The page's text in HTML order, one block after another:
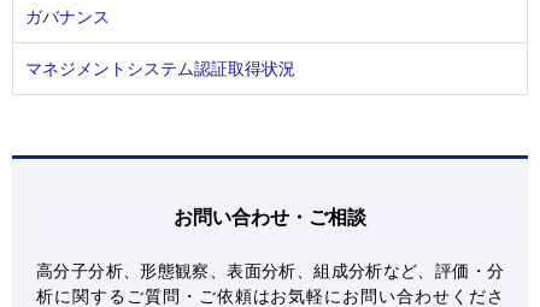
ガバナンス
マネジメントシステム認証取得状況
お問い合わせ・ご相談
高分子分析、形態観察、表面分析、組成分析など、評価・分
析に関するご質問・ご依頼はお気軽にお問い合わせくださ